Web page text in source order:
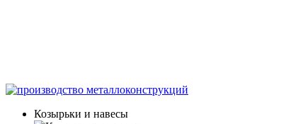
Козырьки и навесы